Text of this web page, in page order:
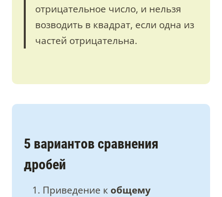
отрицательное число, и нельзя
возводить в квадрат, если одна из
частей отрицательна.
5 вариантов сравнения
дробей
Приведение к общему